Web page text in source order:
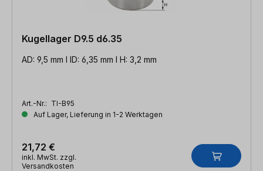
Kugellager D9.5 d6.35
AD: 9,5 mm l ID: 6,35 mm l H: 3,2 mm
Art.-Nr.: TI-B95
Auf Lager, Lieferung in 1-2 Werktagen
21,72 €
inkl. MwSt. zzgl.
Versandkosten